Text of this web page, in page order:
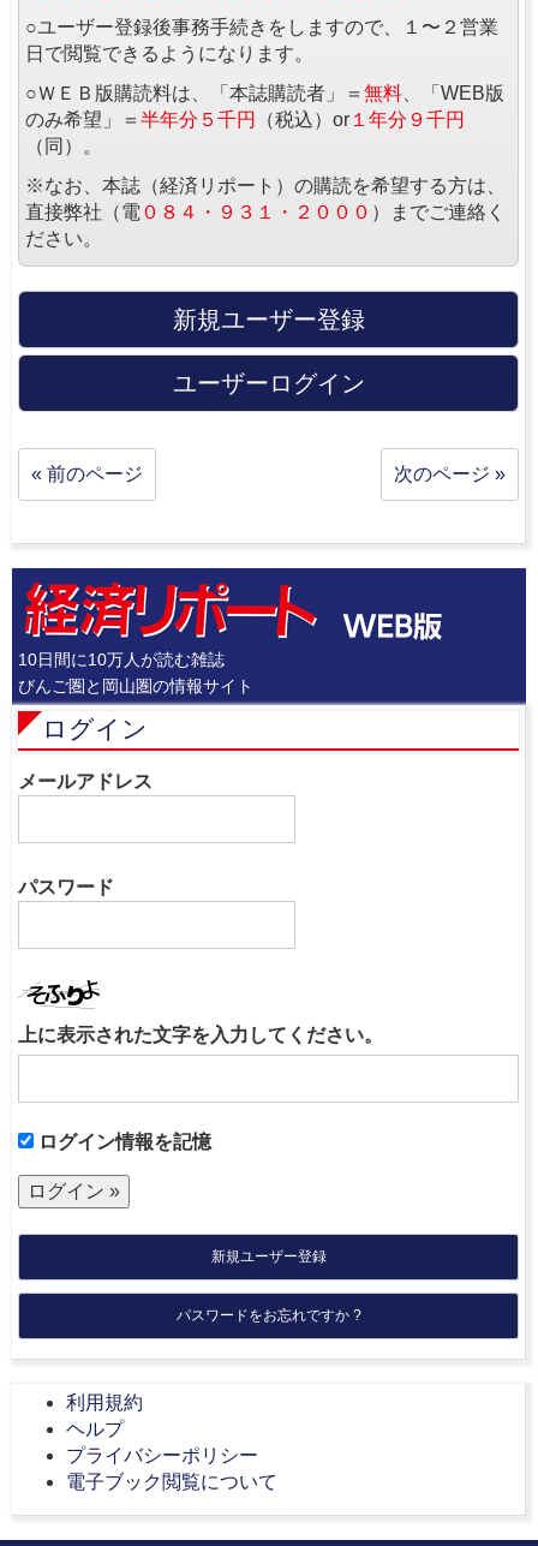
○ユーザー登録後事務手続きをしますので、１〜２営業
日で閲覧できるようになります。
○ＷＥＢ版購読料は、「本誌購読者」＝ 無料 、「WEB版
のみ希望」＝ 半年分５千円 （税込）or １年分９千円
（同）。
※なお、本誌（経済リポート）の購読を希望する方は、
直接弊社（電 ０８４・９３１・２０００ ）までご連絡く
ださい。
新規ユーザー登録
ユーザーログイン
« 前のページ 次のページ »
10日間に10万人が読む雑誌
びんご圏と岡山圏の情報サイト
ログイン
メールアドレス
パスワード
上に表示された文字を入力してください。
ログイン情報を記憶
新規ユーザー登録
パスワードをお忘れですか ?
利用規約
ヘルプ
プライバシーポリシー
電子ブック閲覧について